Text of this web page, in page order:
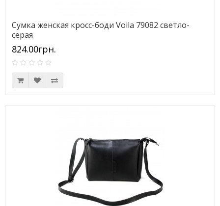
Сумка женская кросс-боди Voila 79082 светло-
серая
824.00грн.